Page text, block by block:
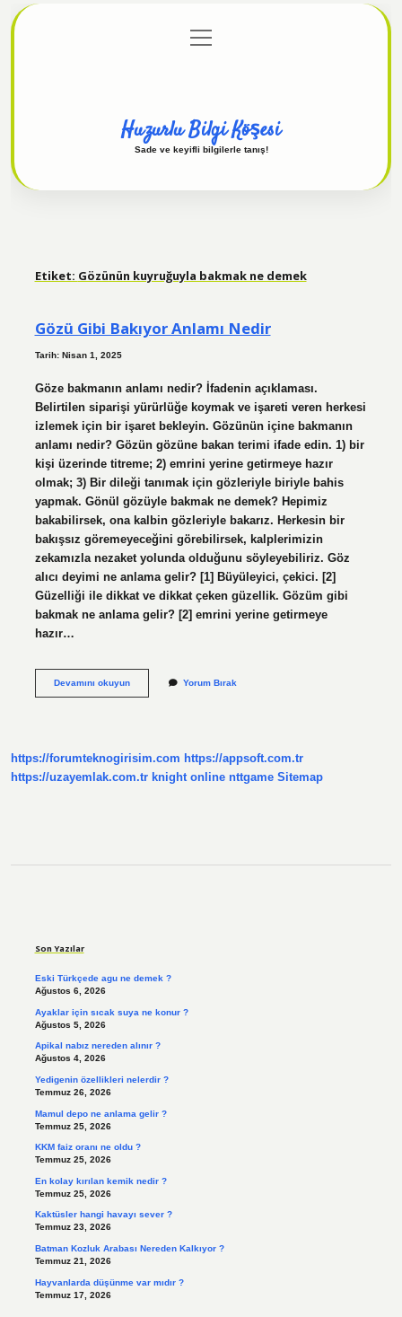
Gizlilik Politikası
menüyü
aç
Huzurlu Bilgi Köşesi
Sade ve keyifli bilgilerle tanış!
Etiket: Gözünün kuyruğuyla bakmak ne demek
Gözü Gibi Bakıyor Anlamı Nedir
Tarih: Nisan 1, 2025
Göze bakmanın anlamı nedir? İfadenin açıklaması.
Belirtilen siparişi yürürlüğe koymak ve işareti veren herkesi
izlemek için bir işaret bekleyin. Gözünün içine bakmanın
anlamı nedir? Gözün gözüne bakan terimi ifade edin. 1) bir
kişi üzerinde titreme; 2) emrini yerine getirmeye hazır
olmak; 3) Bir dileği tanımak için gözleriyle biriyle bahis
yapmak. Gönül gözüyle bakmak ne demek? Hepimiz
bakabilirsek, ona kalbin gözleriyle bakarız. Herkesin bir
bakışsız göremeyeceğini görebilirsek, kalplerimizin
zekamızla nezaket yolunda olduğunu söyleyebiliriz. Göz
alıcı deyimi ne anlama gelir? [1] Büyüleyici, çekici. [2]
Güzelliği ile dikkat ve dikkat çeken güzellik. Gözüm gibi
bakmak ne anlama gelir? [2] emrini yerine getirmeye
hazır…
Devamını okuyunGözü
Yorum Bırak
https://forumteknogirisim.com https://appsoft.com.tr
https://uzayemlak.com.tr knight online nttgame Sitemap
Son Yazılar
Eski Türkçede agu ne demek ?
Ağustos 6, 2026
Ayaklar için sıcak suya ne konur ?
Ağustos 5, 2026
Apikal nabız nereden alınır ?
Ağustos 4, 2026
Yedigenin özellikleri nelerdir ?
Temmuz 26, 2026
Mamul depo ne anlama gelir ?
Temmuz 25, 2026
KKM faiz oranı ne oldu ?
Temmuz 25, 2026
En kolay kırılan kemik nedir ?
Temmuz 25, 2026
Kaktüsler hangi havayı sever ?
Temmuz 23, 2026
Batman Kozluk Arabası Nereden Kalkıyor ?
Temmuz 21, 2026
Hayvanlarda düşünme var mıdır ?
Temmuz 17, 2026